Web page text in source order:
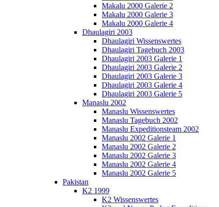
Makalu 2000 Galerie 2
Makalu 2000 Galerie 3
Makalu 2000 Galerie 4
Dhaulagiri 2003
Dhaulagiri Wissenswertes
Dhaulagiri Tagebuch 2003
Dhaulagiri 2003 Galerie 1
Dhaulagiri 2003 Galerie 2
Dhaulagiri 2003 Galerie 3
Dhaulagiri 2003 Galerie 4
Dhaulagiri 2003 Galerie 5
Manaslu 2002
Manaslu Wissenswertes
Manaslu Tagebuch 2002
Manaslu Expeditionsteam 2002
Manaslu 2002 Galerie 1
Manaslu 2002 Galerie 2
Manaslu 2002 Galerie 3
Manaslu 2002 Galerie 4
Manaslu 2002 Galerie 5
Pakistan
K2 1999
K2 Wissenswertes